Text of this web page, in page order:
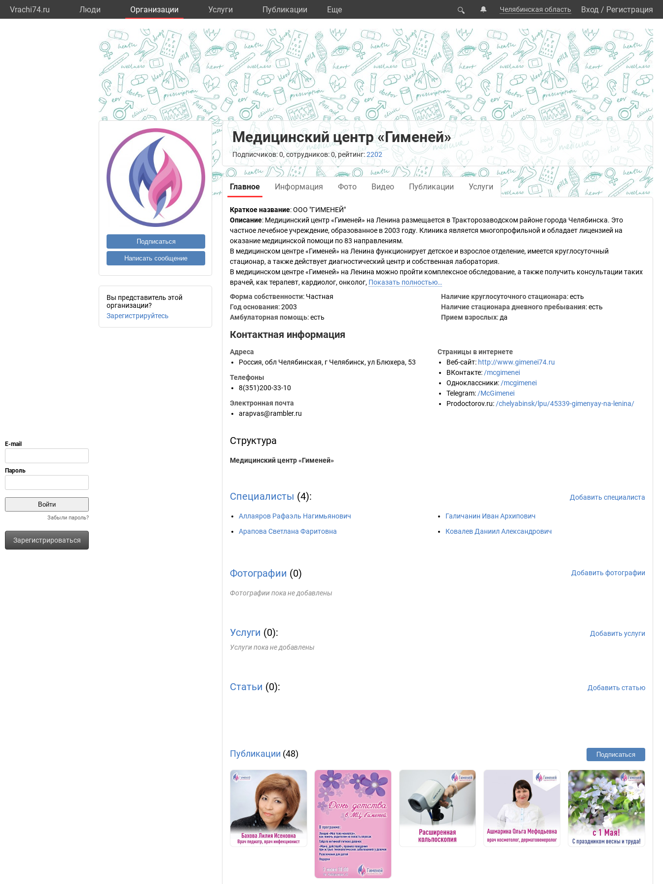
Vrachi74.ru Люди Организации Услуги Публикации Eще 🔍 🔔 Челябинская область Вход / Регистрация
Забыли пароль?
Зарегистрироваться
Подписаться
Написать сообщение
Вы представитель этой
организации?
Зарегистрируйтесь
Медицинский центр «Гименей»
Подписчиков: 0, сотрудников: 0, рейтинг:2202
Главное Информация Фото Видео Публикации Услуги
Краткое название:ООО "ГИМЕНЕЙ"
Описание: Медицинский центр «Гименей» на Ленина размещается в Тракторозаводском районе города Челябинска. Это
частное лечебное учреждение, образованное в 2003 году. Клиника является многопрофильной и обладает лицензией на
оказание медицинской помощи по 83 направлениям.
В медицинском центре «Гименей» на Ленина функционирует детское и взрослое отделение, имеется круглосуточный
стационар, а также действует диагностический центр и собственная лаборатория.
В медицинском центре «Гименей» на Ленина можно пройти комплексное обследование, а также получить консультации таких
врачей, как терапевт, кардиолог, онколог, Показать полностью…
Форма собственности: Частная
Год основания:2003
Амбулаторная помощь: есть
Наличие круглосуточного стационара: есть
Наличие стационара дневного пребывания: есть
Прием взрослых: да
Контактная информация
Адреса
Россия, обл Челябинская, г Челябинск, ул Блюхера, 53
Телефоны
8(351)200-33-10
Электронная почта
arapvas@rambler.ru
Страницы в интернете
Веб-сайт: http://www.gimenei74.ru
ВКонтакте: /mcgimenei
Одноклассники: /mcgimenei
Telegram: /McGimenei
Prodoctorov.ru: /chelyabinsk/lpu/45339-gimenyay-na-lenina/
Структура
Медицинский центр «Гименей»
Специалисты (4): Добавить специалиста
Аллаяров Рафаэль Нагимьянович
Арапова Светлана Фаритовна
Галичанин Иван Архипович
Ковалев Даниил Александрович
Фотографии (0) Добавить фотографии
Фотографии пока не добавлены
Услуги (0):
Добавить услуги
Услуги пока не добавлены
Статьи (0): Добавить статью
Публикации (48) Подписаться